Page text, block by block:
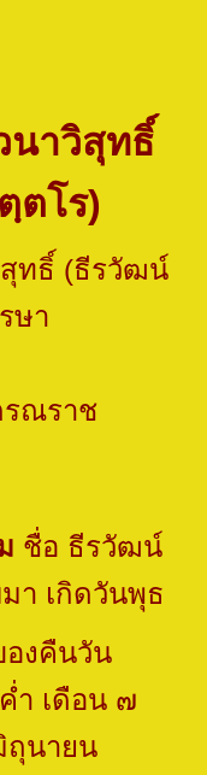
นาวิสุทธิ์
ตโร)
ทธิ์ (ธีรวัฒน์
ษา
ธบ.)
รณราช
ชื่อ ธีรวัฒน์
า เกิดวันพุธ
นวัน
ำ เดือน ๗
ถุนายน